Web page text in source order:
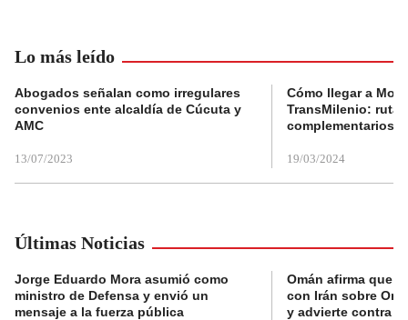
Lo más leído
Abogados señalan como irregulares
convenios ente alcaldía de Cúcuta y
AMC
13/07/2023
Cómo llegar a
TransMilenio:
complementarios
19/03/2024
Últimas Noticias
Jorge Eduardo Mora asumió como
ministro de Defensa y envió un
mensaje a la fuerza pública
Omán afirma que
con Irán sobre
y advierte contra